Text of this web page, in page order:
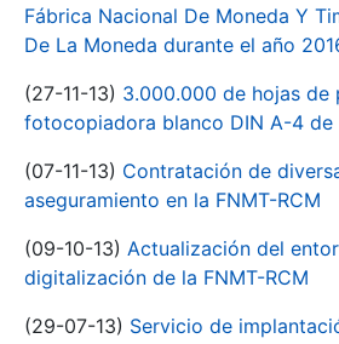
Fábrica Nacional De Moneda Y
De La Moneda durante el año
(27-11-13) 3.000.000 de hojas de
fotocopiadora blanco DIN A-4 de
(07-11-13) Contratación de
aseguramiento en la FNMT-RCM
(09-10-13) Actualización del
digitalización de la FNMT-RCM
(29-07-13) Servicio de